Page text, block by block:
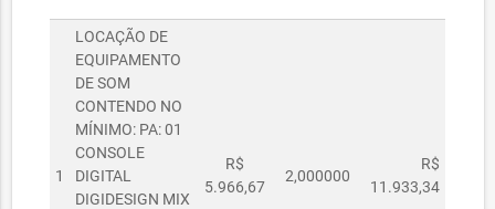
1
LOCAÇÃO DE
EQUIPAMENTO
DE SOM
CONTENDO NO
MÍNIMO: PA: 01
CONSOLE
DIGITAL
DIGIDESIGN MIX
R$
5.966,67
2,000000
R$
11.933,34